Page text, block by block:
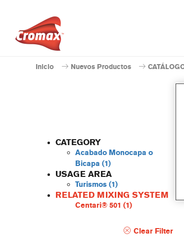
Inicio Nuevos Productos
CATEGORY
Acabado Monocapa o
Bicapa (1)
USAGE AREA
Turismos (1)
RELATED MIXING SYSTEM
Centari® 501 (1)
Clear Filter